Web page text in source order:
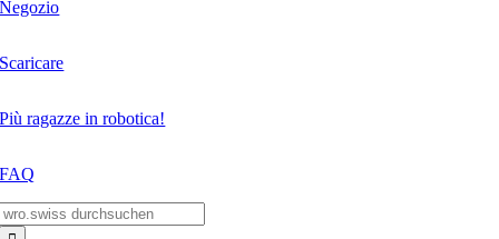
Negozio
Scaricare
Più ragazze in robotica!
FAQ